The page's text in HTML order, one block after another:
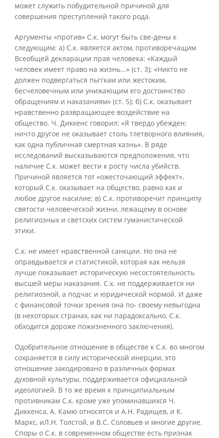
может служить побудительной причиной для
совершения преступлений такого рода.
Аргументы «против» С.к. могут быть све-дены к
следующим: а) С.к. является актом, противоречащим
Всеобщей декларации прав человека: «Каждый
человек имеет право на жизнь...» (ст. 3); «Никто не
должен подвергаться пьггкам или жестоким,
бесчеловечным или унижающим его достоинство
обращениям и наказаниям» (ст. 5); б) С.к. оказывает
нравственно развращающее воздействие на
общество. Ч. Диккенс говорил: «Я твердо убежден:
ничто другое не оказывает столь тлетворного влияния,
как одна публичная смертная казнь». В ряде
исследований высказываются предположения, что
наличие С.к. может вести к росту числа убийств.
Причиной является тот «ожесточающий эффект»,
который С.к. оказывает на общество, равно как и
любое другое насилие; в) С.к. противоречит принципу
святости человеческой жизни, лежащему в основе
религиозных и светских систем гуманистической
этики.
С.к. не имеет нравственной санкции. Но она не
оправдывается и статистикой, которая как нельзя
лучше показывает историческую несостоятельность
высшей меры наказания. С.к. не поддерживается ни
религиозной, а подчас и юридической нормой. И даже
с финансовой точки зрения она по- своему невыгодна
(в некоторых странах, как ни парадоксально, С.к.
обходится дороже пожизненного заключения).
Одобрительное отношение в обществе к С.к. во многом
сохраняется в силу исторической инерции, это
отношение закодировано в различных формах
духовной культуры, поддерживается официальной
идеологией. В то же время к принципиальным
противникам С.к. кроме уже упоминавшихся Ч.
Диккенса, А. Камю относятся и А.Н. Радищев, и К.
Маркс, иЛ.Н. Толстой, и B.C. Соловьев и многие другие.
Споры о С.к. в современном обществе есть признак